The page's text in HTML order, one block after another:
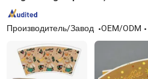
Производитель/Завод OEM/ODM